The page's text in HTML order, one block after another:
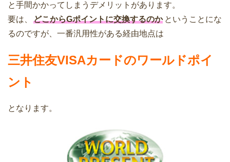
と手間かかってしまうデメリットがあります。
要は、
どこからGポイントに交換するのか ということにな
るのですが、一番汎用性がある経由地点は
三井住友VISAカードのワールドポイ
ント
となります。